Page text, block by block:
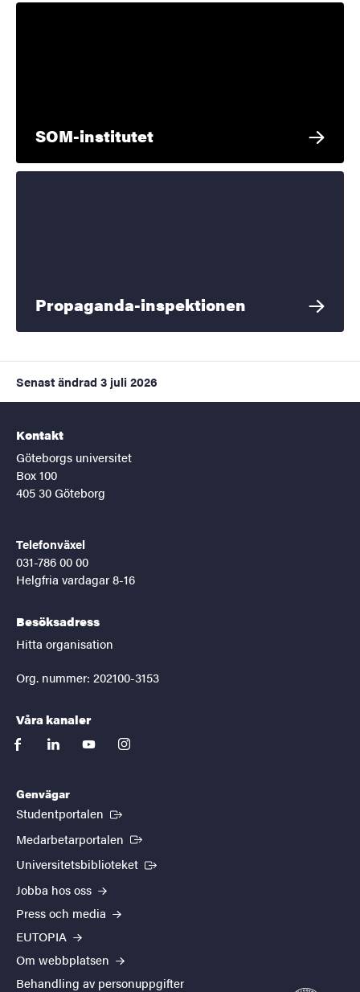
SOM-institutet
Propaganda-inspektionen
Senast ändrad 3 juli 2026
Kontakt
Göteborgs universitet
Box 100
405 30 Göteborg
Telefonväxel
031-786 00 00
Helgfria vardagar 8-16
Besöksadress
Hitta organisation
Org. nummer: 202100-3153
Våra kanaler
facebooklinkedinyoutubeinstagram
Genvägar
Studentportalen (Extern länk)
Medarbetarportalen (Extern länk)
Universitetsbiblioteket (Extern länk)
Jobba hos oss
Press och media
EUTOPIA
Om webbplatsen
Behandling av personuppgifter